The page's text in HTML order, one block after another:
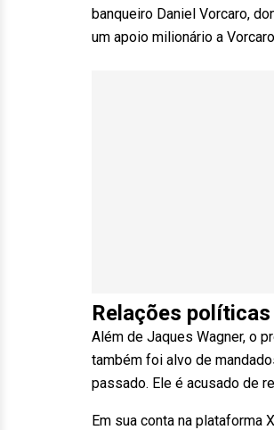
banqueiro Daniel Vorcaro,
um apoio milionário a
Relações
Além de Jaques Wagner, o
também foi alvo de
passado. Ele é acusado de
Em sua conta na plataforma